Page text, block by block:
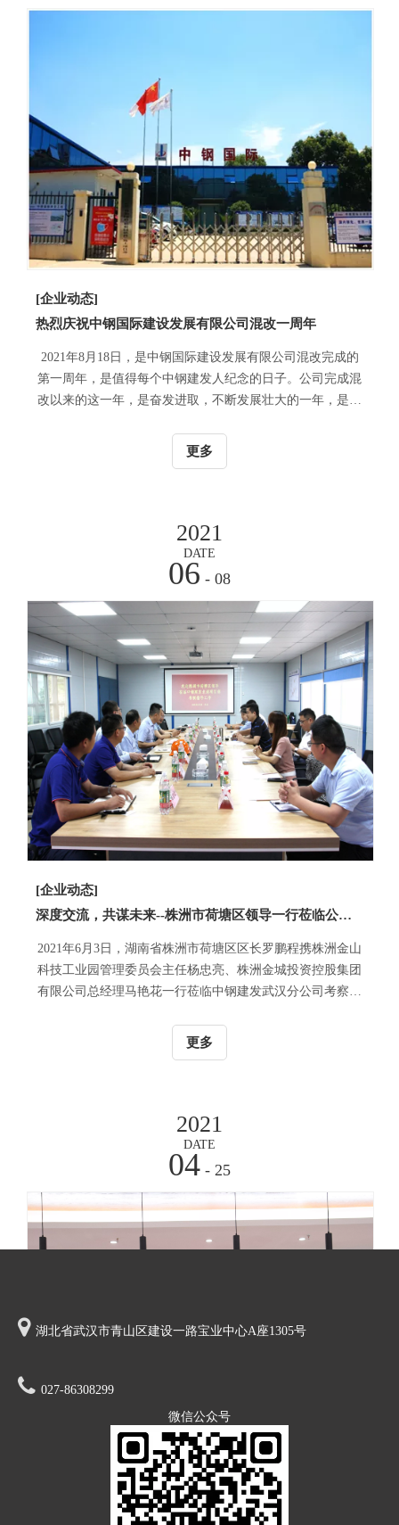
[企业动态]
热烈庆祝中钢国际建设发展有限公司混改一周年
2021年8月18日，是中钢国际建设发展有限公司混改完成的
第一周年，是值得每个中钢建发人纪念的日子。公司完成混
改以来的这一年，是奋发进取，不断发展壮大的一年，是砥
更多
2021
DATE
06 - 08
[企业动态]
深度交流，共谋未来--株洲市荷塘区领导一行莅临公司参观指导
2021年6月3日，湖南省株洲市荷塘区区长罗鹏程携株洲金山
科技工业园管理委员会主任杨忠亮、株洲金城投资控股集团
有限公司总经理马艳花一行莅临中钢建发武汉分公司考察指
更多
2021
DATE
04 - 25
中钢建发（广东）隧道工程有限公司顺利揭牌
 湖北省武汉市青山区建设一路宝业中心A座1305号
 027-86308299
微信公众号